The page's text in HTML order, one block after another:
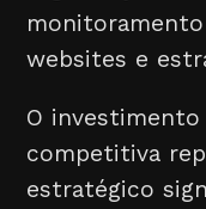
websites e
O
competitiva
estratégico